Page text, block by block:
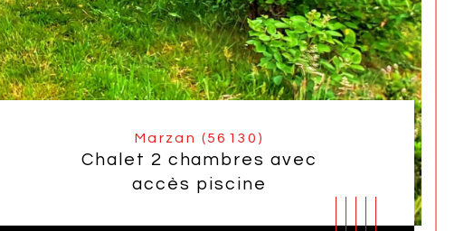
Marzan (56130)
Chalet 2 chambres avec
accès piscine